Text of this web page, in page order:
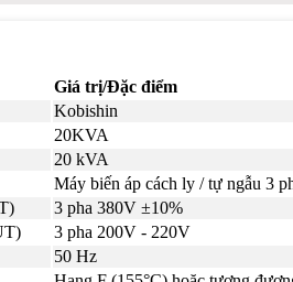
Giá trị/Đặc điểm
Kobishin
20KVA
20 kVA
Máy biến áp cách ly / tự ngẫu 3
3 pha 380V ±10%
3 pha 200V - 220V
50 Hz